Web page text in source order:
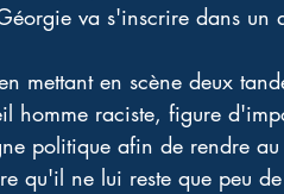
va s'inscrire dans un
mettant en scène deux
homme raciste, figure
politique afin de rendre
qu'il ne lui reste que peu